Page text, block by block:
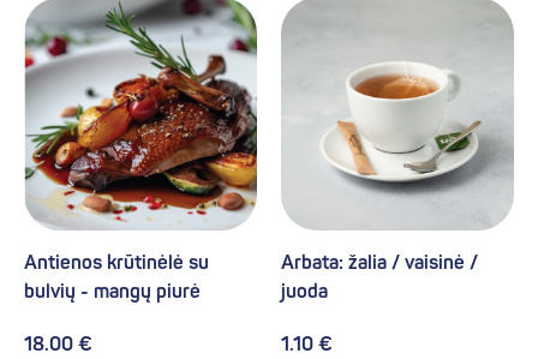
Antienos krūtinėlė su
bulvių - mangų piurė
18.00 €
Arbata: žalia / vaisinė /
juoda
1.10 €